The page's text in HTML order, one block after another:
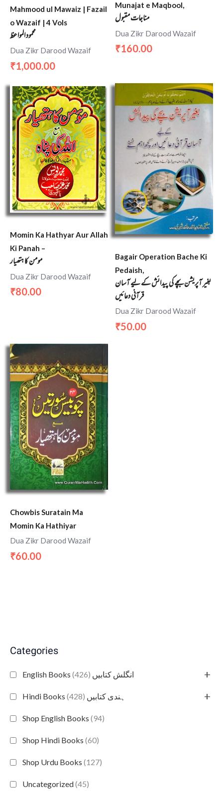
Categories
English Books انگلش کتابیں (426) +
Hindi Books ہندی کتابیں (428) +
Shop English Books (94)
Shop Hindi Books (60)
Shop Urdu Books (127)
Uncategorized(45)
Mahmood ul Mawaiz | Fazail
o Wazaif | 4 Vols
محمود المواعظ
Dua Zikr Darood Wazaif
₹1,000.00
Munajat e Maqbool,
مناجات مقبول
Dua Zikr Darood Wazaif
₹160.00
Momin Ka Hathyar Aur Allah
Ki Panah –
مومن کا ہتھیار
Dua Zikr Darood Wazaif
₹80.00
Bagair Operation Bache Ki
Pedaish,
بغیر آپریشن بچے کی پیدائش کے لیے آسان
قرآنی دعائیں
Dua Zikr Darood Wazaif
₹50.00
Chowbis Suratain Ma
Momin Ka Hathiyar
Dua Zikr Darood Wazaif
₹60.00